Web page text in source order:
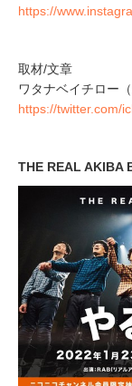
https://
取材/文章
ワタナベイチロー
https://twitter.com/
THE REAL AKIBA